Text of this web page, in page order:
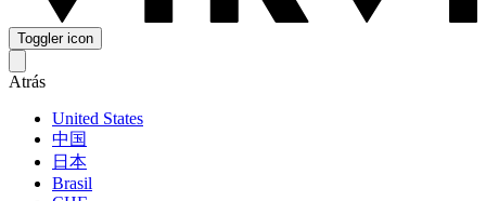
Toggler icon
Atrás
United States
中国
日本
Brasil